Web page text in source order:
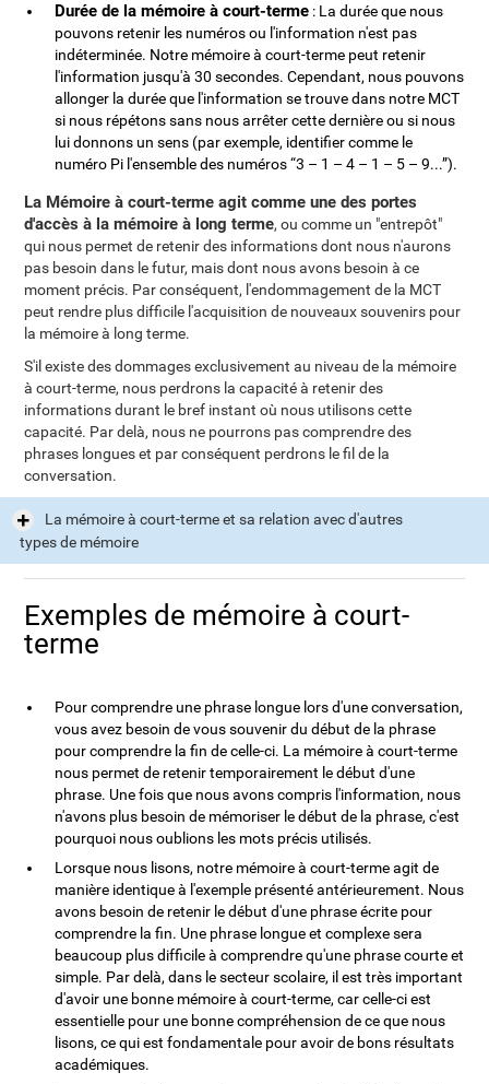
Durée de la mémoire à court-terme : La durée que nous
pouvons retenir les numéros ou l'information n'est pas
indéterminée. Notre mémoire à court-terme peut retenir
l'information jusqu'à 30 secondes. Cependant, nous pouvons
allonger la durée que l'information se trouve dans notre MCT
si nous répétons sans nous arrêter cette dernière ou si nous
lui donnons un sens (par exemple, identifier comme le
numéro Pi l'ensemble des numéros “3 – 1 – 4 – 1 – 5 – 9...”).
La Mémoire à court-terme agit comme une des portes
d'accès à la mémoire à long terme, ou comme un "entrepôt"
qui nous permet de retenir des informations dont nous n'aurons
pas besoin dans le futur, mais dont nous avons besoin à ce
moment précis. Par conséquent, l'endommagement de la MCT
peut rendre plus difficile l'acquisition de nouveaux souvenirs pour
la mémoire à long terme.
S'il existe des dommages exclusivement au niveau de la mémoire
à court-terme, nous perdrons la capacité à retenir des
informations durant le bref instant où nous utilisons cette
capacité. Par delà, nous ne pourrons pas comprendre des
phrases longues et par conséquent perdrons le fil de la
conversation.
La mémoire à court-terme et sa relation avec d'autres
types de mémoire
Exemples de mémoire à court-
terme
Pour comprendre une phrase longue lors d'une conversation,
vous avez besoin de vous souvenir du début de la phrase
pour comprendre la fin de celle-ci. La mémoire à court-terme
nous permet de retenir temporairement le début d'une
phrase. Une fois que nous avons compris l'information, nous
n'avons plus besoin de mémoriser le début de la phrase, c'est
pourquoi nous oublions les mots précis utilisés.
Lorsque nous lisons, notre mémoire à court-terme agit de
manière identique à l'exemple présenté antérieurement. Nous
avons besoin de retenir le début d'une phrase écrite pour
comprendre la fin. Une phrase longue et complexe sera
beaucoup plus difficile à comprendre qu'une phrase courte et
simple. Par delà, dans le secteur scolaire, il est très important
d'avoir une bonne mémoire à court-terme, car celle-ci est
essentielle pour une bonne compréhension de ce que nous
lisons, ce qui est fondamentale pour avoir de bons résultats
académiques.